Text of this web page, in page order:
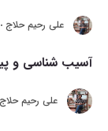
علی رحیم حلاج
آسیب شناسی و
علی رحیم حلاج